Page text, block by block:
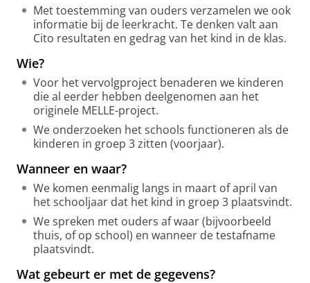
Met toestemming van ouders verzamelen we ook
informatie bij de leerkracht. Te denken valt aan
Cito resultaten en gedrag van het kind in de klas.
Wie?
Voor het vervolgproject benaderen we kinderen
die al eerder hebben deelgenomen aan het
originele MELLE-project.
We onderzoeken het schools functioneren als de
kinderen in groep 3 zitten (voorjaar).
Wanneer en waar?
We komen eenmalig langs in maart of april van
het schooljaar dat het kind in groep 3 plaatsvindt.
We spreken met ouders af waar (bijvoorbeeld
thuis, of op school) en wanneer de testafname
plaatsvindt.
Wat gebeurt er met de gegevens?